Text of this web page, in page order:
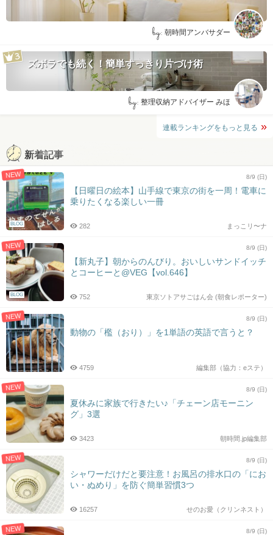
by: 朝時間アンバサダー
ズボラでも続く！簡単すっきり片づけ術
by: 整理収納アドバイザー みほ
連載ランキングをもっと見る
新着記事
NEW
BLOG
8/9 (日)
【日曜日の絵本】山手線で東京の街を一周！電車に
乗りたくなる楽しい一冊
まっこリ〜ナ
282
NEW
BLOG
8/9 (日)
【新丸子】朝からのんびり。おいしいサンドイッチ
とコーヒーと@VEG【vol.646】
東京ソトアサごはん会 (朝食レポーター)
752
NEW 8/9 (日)
動物の「檻（おり）」を1単語の英語で言うと？
編集部（協力：eステ）
4759
NEW 8/9 (日)
夏休みに家族で行きたい♪「チェーン店モーニン
グ」3選
朝時間.jp編集部
3423
NEW 8/9 (日)
シャワーだけだと要注意！お風呂の排水口の「にお
い・ぬめり」を防ぐ簡単習慣3つ
せのお愛（クリンネスト）
16257
NEW 8/9 (日)